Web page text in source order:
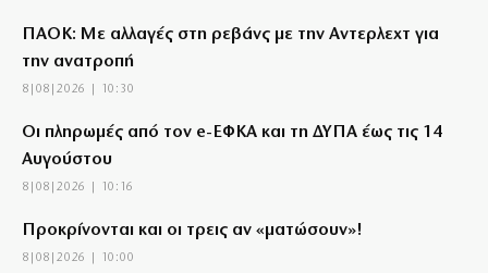
ΠΑΟΚ: Με αλλαγές στη ρεβάνς με την Αντερλεχτ για
την ανατροπή
8|08|2026 | 10:30
Οι πληρωμές από τον e-ΕΦΚΑ και τη ΔΥΠΑ έως τις 14
Αυγούστου
8|08|2026 | 10:16
Προκρίνονται και οι τρεις αν «ματώσουν»!
8|08|2026 | 10:00